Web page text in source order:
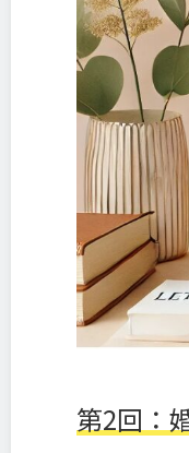
第2回：